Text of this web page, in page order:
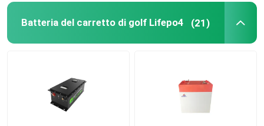
Batteria del carretto di golf Lifepo4 (21)